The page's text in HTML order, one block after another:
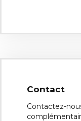
Contact
Contactez-